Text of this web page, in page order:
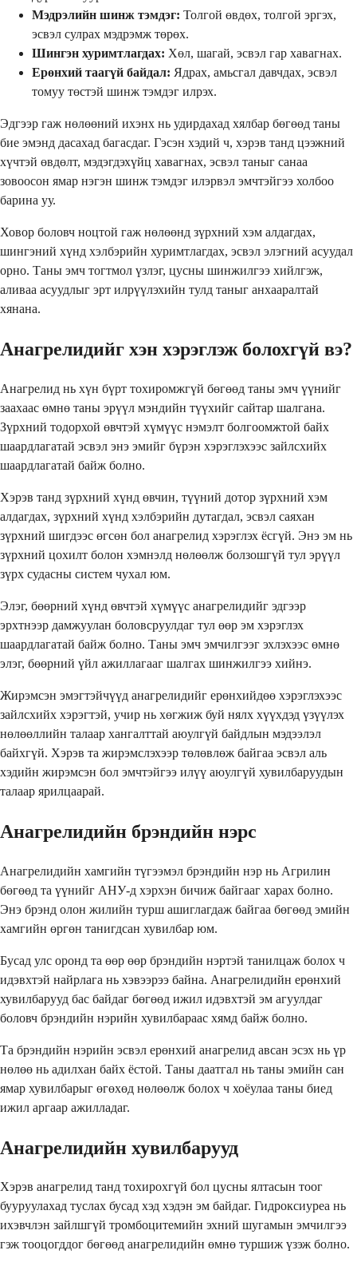
Мэдрэлийн шинж тэмдэг: Толгой өвдөх, толгой эргэх,
эсвэл сулрах мэдрэмж төрөх.
Шингэн хуримтлагдах: Хөл, шагай, эсвэл гар хавагнах.
Ерөнхий таагүй байдал: Ядрах, амьсгал давчдах, эсвэл
томуу төстэй шинж тэмдэг илрэх.
Эдгээр гаж нөлөөний ихэнх нь удирдахад хялбар бөгөөд таны
бие эмэнд дасахад багасдаг. Гэсэн хэдий ч, хэрэв танд цээжний
хүчтэй өвдөлт, мэдэгдэхүйц хавагнах, эсвэл таныг санаа
зовоосон ямар нэгэн шинж тэмдэг илэрвэл эмчтэйгээ холбоо
барина уу.
Ховор боловч ноцтой гаж нөлөөнд зүрхний хэм алдагдах,
шингэний хүнд хэлбэрийн хуримтлагдах, эсвэл элэгний асуудал
орно. Таны эмч тогтмол үзлэг, цусны шинжилгээ хийлгэж,
аливаа асуудлыг эрт илрүүлэхийн тулд таныг анхааралтай
хянана.
Анагрелидийг хэн хэрэглэж болохгүй вэ?
Анагрелид нь хүн бүрт тохиромжгүй бөгөөд таны эмч үүнийг
заахаас өмнө таны эрүүл мэндийн түүхийг сайтар шалгана.
Зүрхний тодорхой өвчтэй хүмүүс нэмэлт болгоомжтой байх
шаардлагатай эсвэл энэ эмийг бүрэн хэрэглэхээс зайлсхийх
шаардлагатай байж болно.
Хэрэв танд зүрхний хүнд өвчин, түүний дотор зүрхний хэм
алдагдах, зүрхний хүнд хэлбэрийн дутагдал, эсвэл саяхан
зүрхний шигдээс өгсөн бол анагрелид хэрэглэх ёсгүй. Энэ эм нь
зүрхний цохилт болон хэмнэлд нөлөөлж болзошгүй тул эрүүл
зүрх судасны систем чухал юм.
Элэг, бөөрний хүнд өвчтэй хүмүүс анагрелидийг эдгээр
эрхтнээр дамжуулан боловсруулдаг тул өөр эм хэрэглэх
шаардлагатай байж болно. Таны эмч эмчилгээг эхлэхээс өмнө
элэг, бөөрний үйл ажиллагааг шалгах шинжилгээ хийнэ.
Жирэмсэн эмэгтэйчүүд анагрелидийг ерөнхийдөө хэрэглэхээс
зайлсхийх хэрэгтэй, учир нь хөгжиж буй нялх хүүхдэд үзүүлэх
нөлөөллийн талаар хангалттай аюулгүй байдлын мэдээлэл
байхгүй. Хэрэв та жирэмслэхээр төлөвлөж байгаа эсвэл аль
хэдийн жирэмсэн бол эмчтэйгээ илүү аюулгүй хувилбаруудын
талаар ярилцаарай.
Анагрелидийн брэндийн нэрс
Анагрелидийн хамгийн түгээмэл брэндийн нэр нь Агрилин
бөгөөд та үүнийг АНУ-д хэрхэн бичиж байгааг харах болно.
Энэ брэнд олон жилийн турш ашиглагдаж байгаа бөгөөд эмийн
хамгийн өргөн танигдсан хувилбар юм.
Бусад улс оронд та өөр өөр брэндийн нэртэй танилцаж болох ч
идэвхтэй найрлага нь хэвээрээ байна. Анагрелидийн ерөнхий
хувилбарууд бас байдаг бөгөөд ижил идэвхтэй эм агуулдаг
боловч брэндийн нэрийн хувилбараас хямд байж болно.
Та брэндийн нэрийн эсвэл ерөнхий анагрелид авсан эсэх нь үр
нөлөө нь адилхан байх ёстой. Таны даатгал нь таны эмийн сан
ямар хувилбарыг өгөхөд нөлөөлж болох ч хоёулаа таны биед
ижил аргаар ажилладаг.
Анагрелидийн хувилбарууд
Хэрэв анагрелид танд тохирохгүй бол цусны ялтасын тоог
бууруулахад туслах бусад хэд хэдэн эм байдаг. Гидроксиуреа нь
ихэвчлэн зайлшгүй тромбоцитемийн эхний шугамын эмчилгээ
гэж тооцогддог бөгөөд анагрелидийн өмнө туршиж үзэж болно.